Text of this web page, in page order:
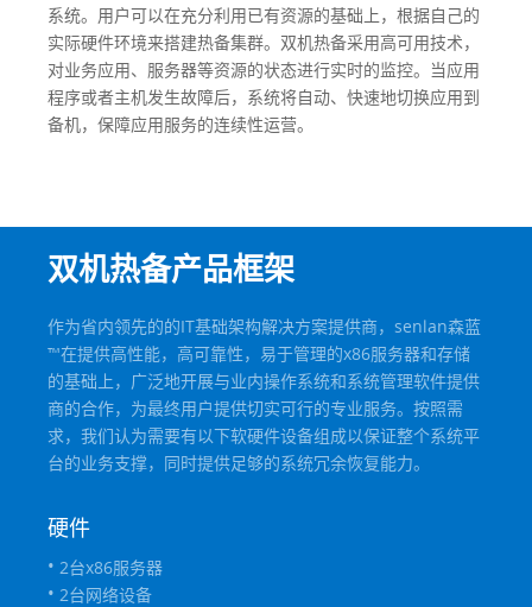
系统。用户可以在充分利用已有资源的基础上，根据自己的
实际硬件环境来搭建热备集群。双机热备采用高可用技术，
对业务应用、服务器等资源的状态进行实时的监控。当应用
程序或者主机发生故障后，系统将自动、快速地切换应用到
备机，保障应用服务的连续性运营。
双机热备产品框架
作为省内领先的的IT基础架构解决方案提供商，senlan森蓝
™在提供高性能，高可靠性，易于管理的x86服务器和存储
的基础上，广泛地开展与业内操作系统和系统管理软件提供
商的合作，为最终用户提供切实可行的专业服务。按照需
求，我们认为需要有以下软硬件设备组成以保证整个系统平
台的业务支撑，同时提供足够的系统冗余恢复能力。
硬件
2台x86服务器
2台网络设备